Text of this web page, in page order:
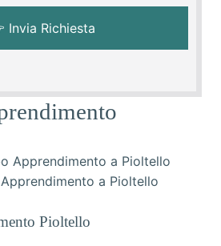
a Pioltello
Pioltello